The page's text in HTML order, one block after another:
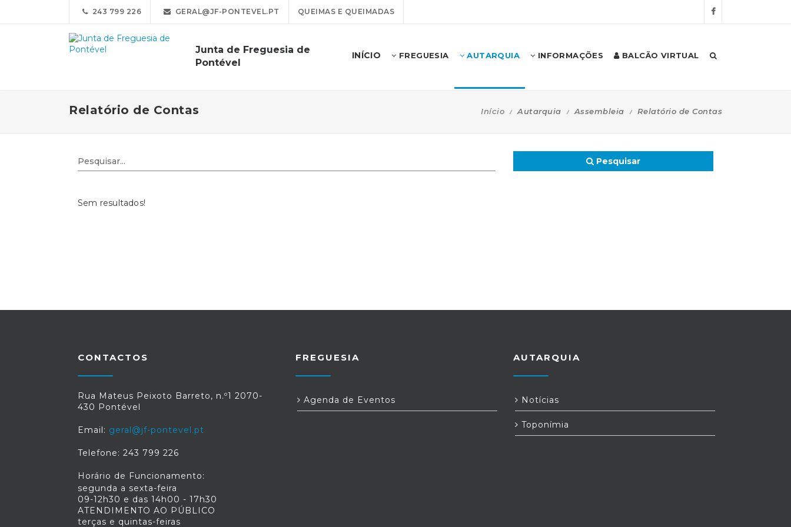
243 799 226 GERAL@JF-PONTEVEL.PT QUEIMAS E QUEIMADAS
Junta de Freguesia de
Pontével
INÍCIO FREGUESIA AUTARQUIA INFORMAÇÕES BALCÃO VIRTUAL
Relatório de Contas Início Autarquia Assembleia Relatório de Contas
Pesquisar
Sem resultados!
CONTACTOS
Rua Mateus Peixoto Barreto, n.º1 2070-
430 Pontével
Email: geral@jf-pontevel.pt
Telefone: 243 799 226
Horário de Funcionamento:
segunda a sexta-feira
09-12h30 e das 14h00 - 17h30
ATENDIMENTO AO PÚBLICO
terças e quintas-feiras
FREGUESIA
Agenda de Eventos
AUTARQUIA
Notícias
Toponímia